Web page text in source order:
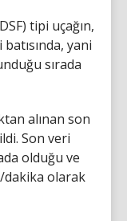
tipi uçağın,
yani
sırada
alınan son
Son veri
olduğu ve
dakika olarak